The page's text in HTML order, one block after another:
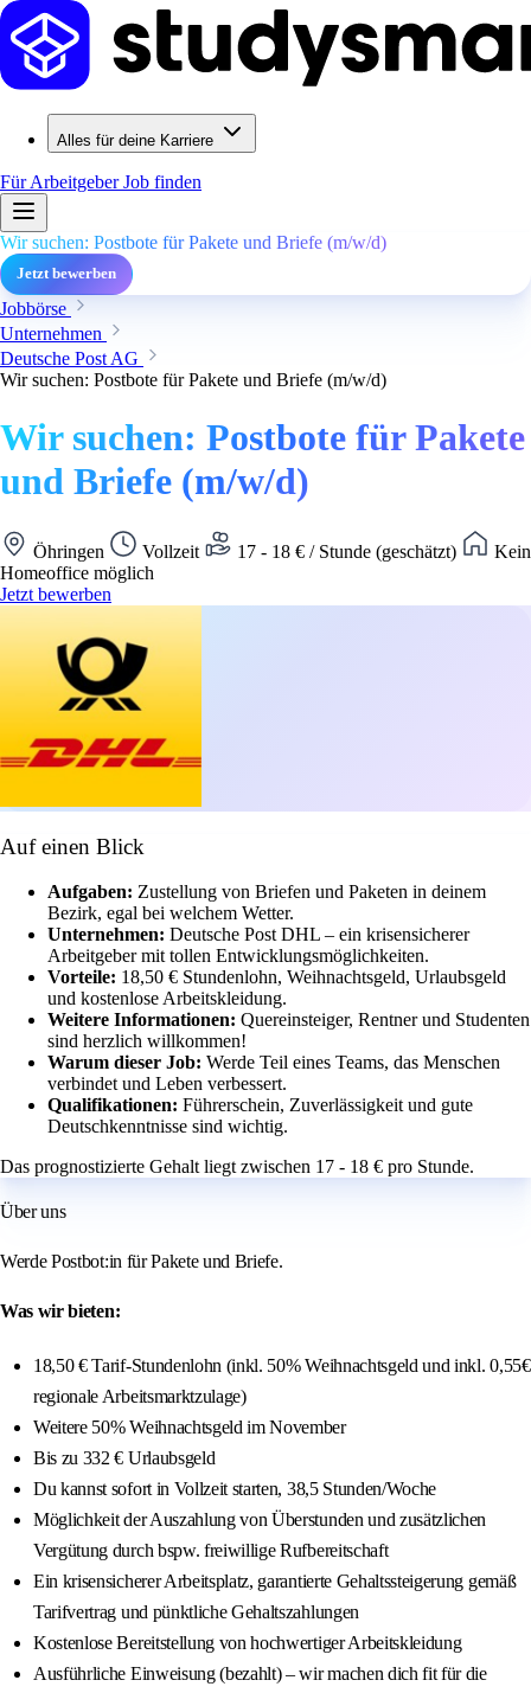
Alles für deine Karriere
Für ArbeitgeberJob finden
Wir suchen: Postbote für Pakete und Briefe (m/w/d)
Jetzt bewerben
Jobbörse
Unternehmen
Deutsche Post AG
Wir suchen: Postbote für Pakete und Briefe (m/w/d)
Wir suchen: Postbote für Pakete
und Briefe (m/w/d)
Öhringen Vollzeit 17 - 18 € / Stunde (geschätzt)
Kein
Homeoffice möglich
Jetzt bewerben
Auf einen Blick
Aufgaben: Zustellung von Briefen und Paketen in deinem
Bezirk, egal bei welchem Wetter.
Unternehmen: Deutsche Post DHL – ein krisensicherer
Arbeitgeber mit tollen Entwicklungsmöglichkeiten.
Vorteile: 18,50 € Stundenlohn, Weihnachtsgeld, Urlaubsgeld
und kostenlose Arbeitskleidung.
Weitere Informationen: Quereinsteiger, Rentner und Studenten
sind herzlich willkommen!
Warum dieser Job: Werde Teil eines Teams, das Menschen
verbindet und Leben verbessert.
Qualifikationen: Führerschein, Zuverlässigkeit und gute
Deutschkenntnisse sind wichtig.
Das prognostizierte Gehalt liegt zwischen 17 - 18 € pro Stunde.
Über uns
Werde Postbot:in für Pakete und Briefe.
Was wir bieten:
18,50 € Tarif-Stundenlohn (inkl. 50% Weihnachtsgeld und inkl. 0,55€
regionale Arbeitsmarktzulage)
Weitere 50% Weihnachtsgeld im November
Bis zu 332 € Urlaubsgeld
Du kannst sofort in Vollzeit starten, 38,5 Stunden/Woche
Möglichkeit der Auszahlung von Überstunden und zusätzlichen
Vergütung durch bspw. freiwillige Rufbereitschaft
Ein krisensicherer Arbeitsplatz, garantierte Gehaltssteigerung gemäß
Tarifvertrag und pünktliche Gehaltszahlungen
Kostenlose Bereitstellung von hochwertiger Arbeitskleidung
Ausführliche Einweisung (bezahlt) – wir machen dich fit für die